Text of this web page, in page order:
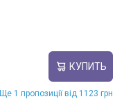
КУПИТЬ
Ще 1 пропозиції від 1123 грн